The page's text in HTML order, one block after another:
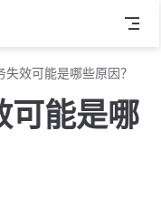
效可能是哪些原因？
能是哪